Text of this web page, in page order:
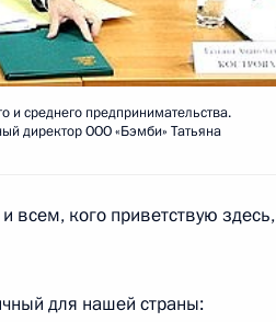
и среднего предпринимательства.
директор ООО «Бэмби» Татьяна
кого приветствую здесь,
для нашей страны: